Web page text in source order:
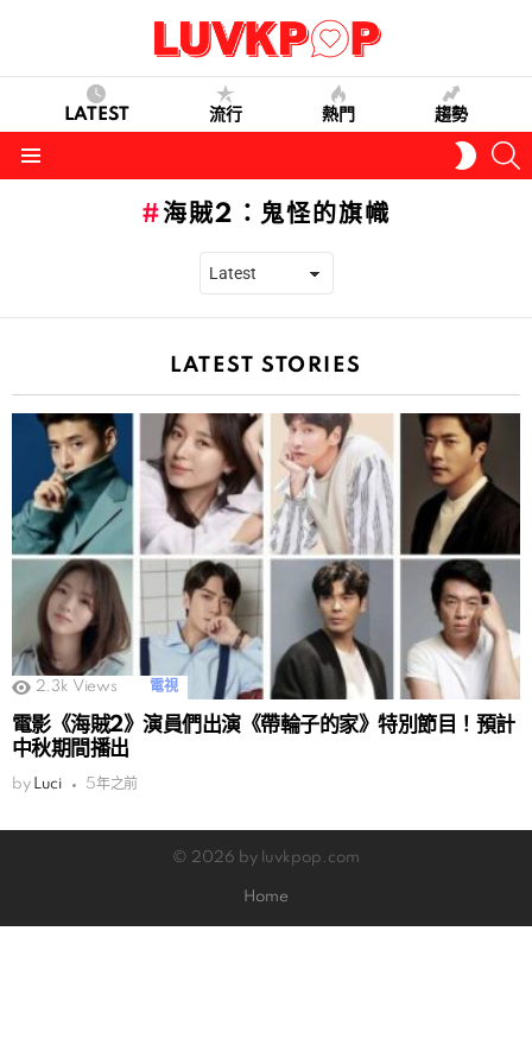
LATEST 流行 熱門 趨勢
SKIN
海賊2：鬼怪的旗幟
LATEST STORIES
2.3k Views 電視
電影《海賊2》演員們出演《帶輪子的家》特別節目！預計
中秋期間播出
by Luci 5年之前
© 2026 by luvkpop.com
Home